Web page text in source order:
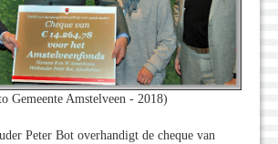
Gemeente Amstelveen - 2018)
Peter Bot overhandigt de cheque van